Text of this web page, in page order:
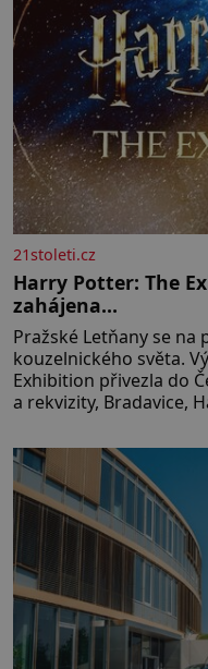
21stoleti.cz
Harry Potter: The
zahájena…
Pražské Letňany se
kouzelnického světa.
Exhibition přivezla do
a rekvizity, Bradavice,